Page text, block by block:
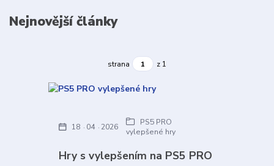
Nejnovější články
strana z 1
Hry s vylepšením na PS5 PRO
18 04 2026
PS5 PRO
vylepšené hry